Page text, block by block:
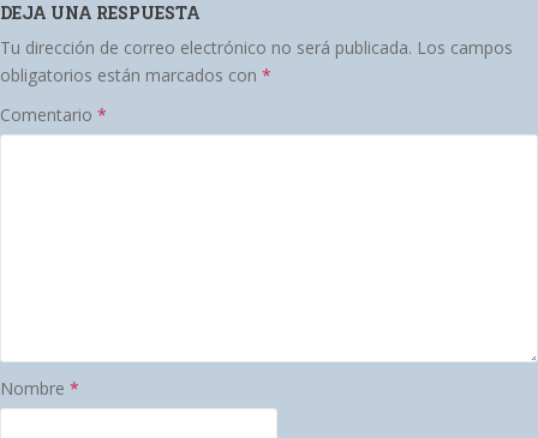
DEJA UNA RESPUESTA
Tu dirección de correo electrónico no será publicada. Los campos
obligatorios están marcados con *
Comentario *
Nombre *